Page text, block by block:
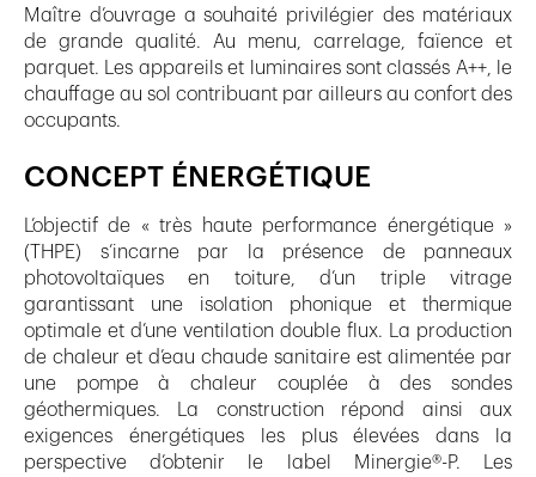
Maître d’ouvrage a souhaité privilégier des matériaux
de grande qualité. Au menu, carrelage, faïence et
parquet. Les appareils et luminaires sont classés A++, le
chauffage au sol contribuant par ailleurs au confort des
occupants.
CONCEPT ÉNERGÉTIQUE
L’objectif de « très haute performance énergétique »
(THPE) s’incarne par la présence de panneaux
photovoltaïques en toiture, d’un triple vitrage
garantissant une isolation phonique et thermique
optimale et d’une ventilation double flux. La production
de chaleur et d’eau chaude sanitaire est alimentée par
une pompe à chaleur couplée à des sondes
géothermiques. La construction répond ainsi aux
exigences énergétiques les plus élevées dans la
perspective d’obtenir le label Minergie®-P. Les